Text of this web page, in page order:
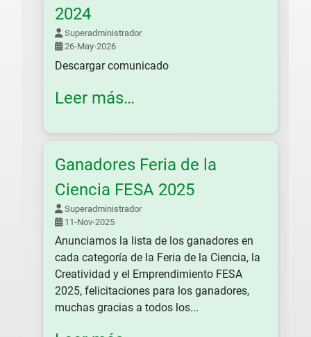
2024
Superadministrador
26-May-2026
Descargar comunicado
Leer más…
Ganadores Feria de la
Ciencia FESA 2025
Superadministrador
11-Nov-2025
Anunciamos la lista de los ganadores en
cada categoría de la Feria de la Ciencia, la
Creatividad y el Emprendimiento FESA
2025, felicitaciones para los ganadores,
muchas gracias a todos los...